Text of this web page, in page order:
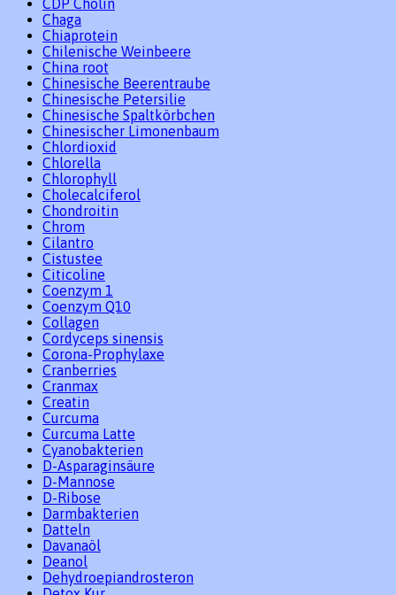
CDP Cholin
Chaga
Chiaprotein
Chilenische Weinbeere
China root
Chinesische Beerentraube
Chinesische Petersilie
Chinesische Spaltkörbchen
Chinesischer Limonenbaum
Chlordioxid
Chlorella
Chlorophyll
Cholecalciferol
Chondroitin
Chrom
Cilantro
Cistustee
Citicoline
Coenzym 1
Coenzym Q10
Collagen
Cordyceps sinensis
Corona-Prophylaxe
Cranberries
Cranmax
Creatin
Curcuma
Curcuma Latte
Cyanobakterien
D-Asparaginsäure
D-Mannose
D-Ribose
Darmbakterien
Datteln
Davanaöl
Deanol
Dehydroepiandrosteron